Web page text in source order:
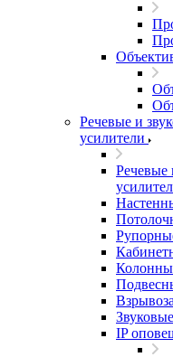
Речевые и
усилители
Речевые
IP